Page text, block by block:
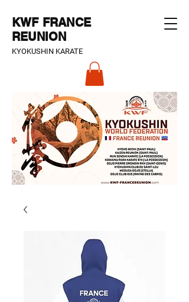
KWF FRANCE
REUNION
KYOKUSHIN KARATE